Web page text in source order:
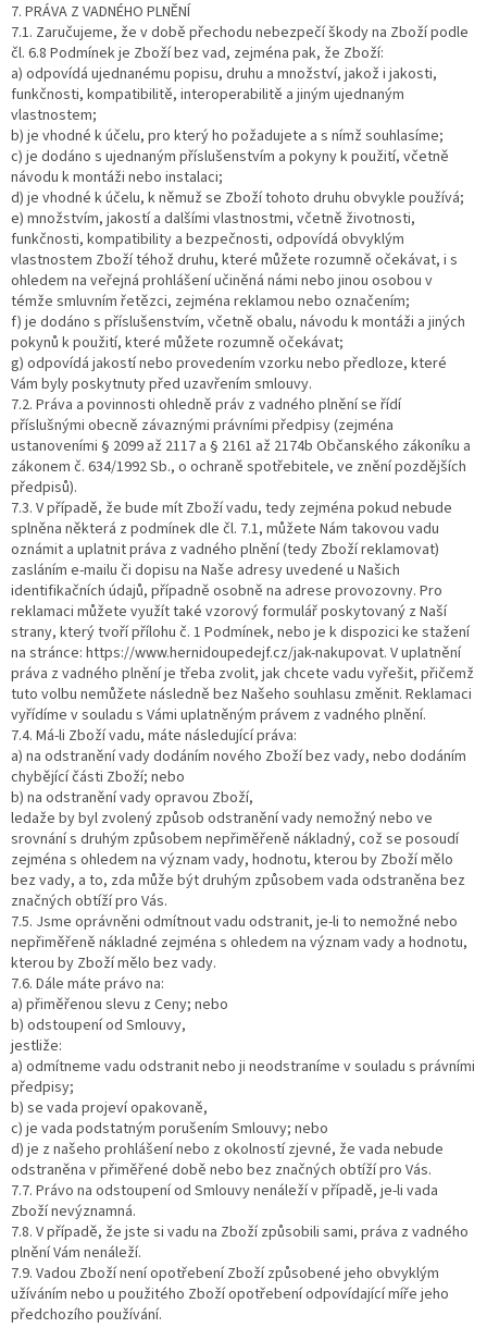
7. PRÁVA Z VADNÉHO PLNĚNÍ
7.1. Zaručujeme, že v době přechodu nebezpečí škody na Zboží podle
čl. 6.8 Podmínek je Zboží bez vad, zejména pak, že Zboží:
a) odpovídá ujednanému popisu, druhu a množství, jakož i jakosti,
funkčnosti, kompatibilitě, interoperabilitě a jiným ujednaným
vlastnostem;
b) je vhodné k účelu, pro který ho požadujete a s nímž souhlasíme;
c) je dodáno s ujednaným příslušenstvím a pokyny k použití, včetně
návodu k montáži nebo instalaci;
d) je vhodné k účelu, k němuž se Zboží tohoto druhu obvykle používá;
e) množstvím, jakostí a dalšími vlastnostmi, včetně životnosti,
funkčnosti, kompatibility a bezpečnosti, odpovídá obvyklým
vlastnostem Zboží téhož druhu, které můžete rozumně očekávat, i s
ohledem na veřejná prohlášení učiněná námi nebo jinou osobou v
témže smluvním řetězci, zejména reklamou nebo označením;
f) je dodáno s příslušenstvím, včetně obalu, návodu k montáži a jiných
pokynů k použití, které můžete rozumně očekávat;
g) odpovídá jakostí nebo provedením vzorku nebo předloze, které
Vám byly poskytnuty před uzavřením smlouvy.
7.2. Práva a povinnosti ohledně práv z vadného plnění se řídí
příslušnými obecně závaznými právními předpisy (zejména
ustanoveními § 2099 až 2117 a § 2161 až 2174b Občanského zákoníku a
zákonem č. 634/1992 Sb., o ochraně spotřebitele, ve znění pozdějších
předpisů).
7.3. V případě, že bude mít Zboží vadu, tedy zejména pokud nebude
splněna některá z podmínek dle čl. 7.1, můžete Nám takovou vadu
oznámit a uplatnit práva z vadného plnění (tedy Zboží reklamovat)
zasláním e-mailu či dopisu na Naše adresy uvedené u Našich
identifikačních údajů, případně osobně na adrese provozovny. Pro
reklamaci můžete využít také vzorový formulář poskytovaný z Naší
strany, který tvoří přílohu č. 1 Podmínek, nebo je k dispozici ke stažení
na stránce: https://www.hernidoupedejf.cz/jak-nakupovat. V uplatnění
práva z vadného plnění je třeba zvolit, jak chcete vadu vyřešit, přičemž
tuto volbu nemůžete následně bez Našeho souhlasu změnit. Reklamaci
vyřídíme v souladu s Vámi uplatněným právem z vadného plnění.
7.4. Má-li Zboží vadu, máte následující práva:
a) na odstranění vady dodáním nového Zboží bez vady, nebo dodáním
chybějící části Zboží; nebo
b) na odstranění vady opravou Zboží,
ledaže by byl zvolený způsob odstranění vady nemožný nebo ve
srovnání s druhým způsobem nepřiměřeně nákladný, což se posoudí
zejména s ohledem na význam vady, hodnotu, kterou by Zboží mělo
bez vady, a to, zda může být druhým způsobem vada odstraněna bez
značných obtíží pro Vás.
7.5. Jsme oprávněni odmítnout vadu odstranit, je-li to nemožné nebo
nepřiměřeně nákladné zejména s ohledem na význam vady a hodnotu,
kterou by Zboží mělo bez vady.
7.6. Dále máte právo na:
a) přiměřenou slevu z Ceny; nebo
b) odstoupení od Smlouvy,
jestliže:
a) odmítneme vadu odstranit nebo ji neodstraníme v souladu s právními
předpisy;
b) se vada projeví opakovaně,
c) je vada podstatným porušením Smlouvy; nebo
d) je z našeho prohlášení nebo z okolností zjevné, že vada nebude
odstraněna v přiměřené době nebo bez značných obtíží pro Vás.
7.7. Právo na odstoupení od Smlouvy nenáleží v případě, je-li vada
Zboží nevýznamná.
7.8. V případě, že jste si vadu na Zboží způsobili sami, práva z vadného
plnění Vám nenáleží.
7.9. Vadou Zboží není opotřebení Zboží způsobené jeho obvyklým
užíváním nebo u použitého Zboží opotřebení odpovídající míře jeho
předchozího používání.